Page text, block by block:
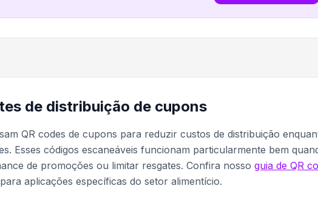
de distribuição de cupons
QR codes de cupons para reduzir custos de distribuição
Esses códigos escaneáveis funcionam particularmente bem
de promoções ou limitar resgates. Confira nosso guia de QR
para aplicações específicas do setor alimentício.